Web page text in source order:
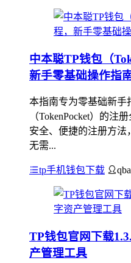
中本聪TP钱包（
新手零基础操作指
本指南专为零基础新手
（TokenPocket）的注
安全、便捷的注册方法
无需...
tp手机钱包下载
TP钱包官网下载
产管理工具